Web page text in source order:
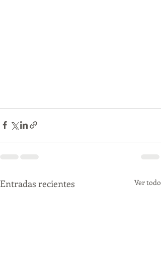
Entradas recientes Ver todo